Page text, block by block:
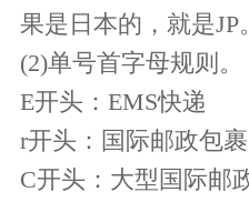
果是日本的，就是JP。
(2)单号首字母规则。
E开头：EMS快递
r开头：国际邮政包
C开头：大型国际邮